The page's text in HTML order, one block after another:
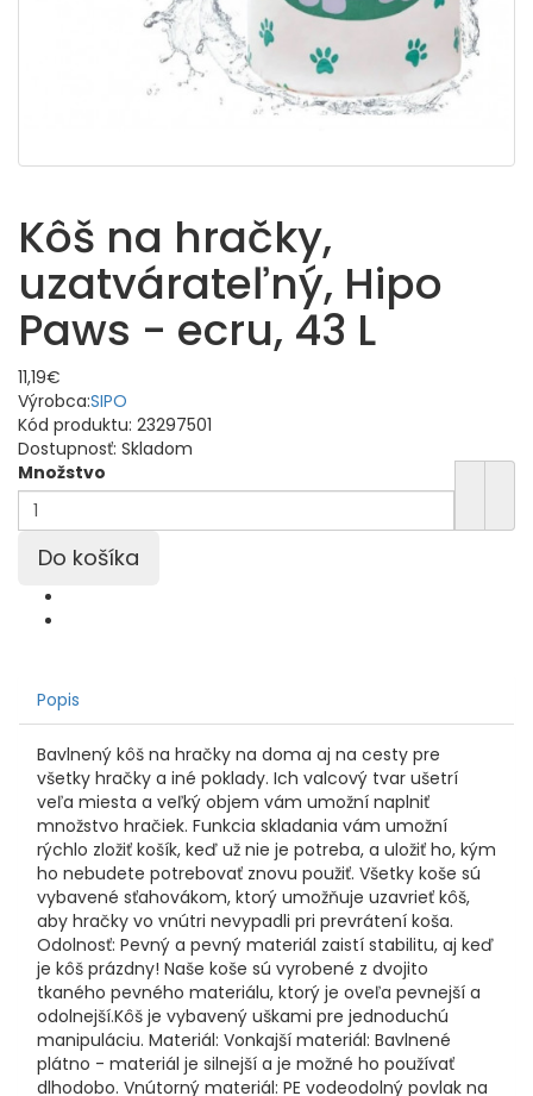
Kôš na hračky,
uzatvárateľný, Hipo
Paws - ecru, 43 L
11,19€
Výrobca:SIPO
Kód produktu: 23297501
Dostupnosť: Skladom
Množstvo
Popis
Bavlnený kôš na hračky na doma aj na cesty pre
všetky hračky a iné poklady. Ich valcový tvar ušetrí
veľa miesta a veľký objem vám umožní naplniť
množstvo hračiek. Funkcia skladania vám umožní
rýchlo zložiť košík, keď už nie je potreba, a uložiť ho, kým
ho nebudete potrebovať znovu použiť. Všetky koše sú
vybavené sťahovákom, ktorý umožňuje uzavrieť kôš,
aby hračky vo vnútri nevypadli pri prevrátení koša.
Odolnosť: Pevný a pevný materiál zaistí stabilitu, aj keď
je kôš prázdny! Naše koše sú vyrobené z dvojito
tkaného pevného materiálu, ktorý je oveľa pevnejší a
odolnejší.Kôš je vybavený uškami pre jednoduchú
manipuláciu. Materiál: Vonkajší materiál: Bavlnené
plátno - materiál je silnejší a je možné ho používať
dlhodobo. Vnútorný materiál: PE vodeodolný povlak na